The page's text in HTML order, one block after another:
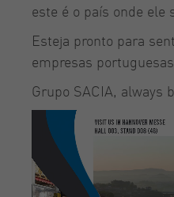
este é o país onde ele
Esteja pronto para
empresas
Grupo SACIA, always